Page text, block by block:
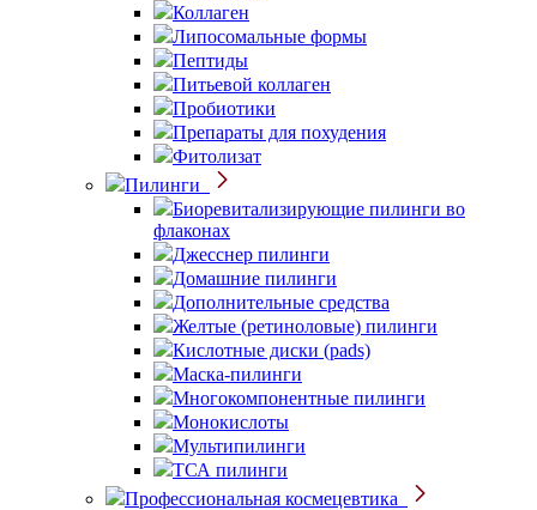
Коллаген
Липосомальные формы
Пептиды
Питьевой коллаген
Пробиотики
Препараты для похудения
Фитолизат
Пилинги
Биоревитализирующие пилинги во
флаконах
Джесснер пилинги
Домашние пилинги
Дополнительные средства
Желтые (ретиноловые) пилинги
Кислотные диски (pads)
Маска-пилинги
Многокомпонентные пилинги
Монокислоты
Мультипилинги
ТСА пилинги
Профессиональная космецевтика